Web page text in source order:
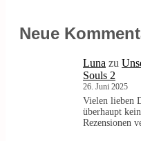
Neue
Luna zu
Souls 2
26. Juni 2025
Vielen lieben
überhaupt
Rezensionen